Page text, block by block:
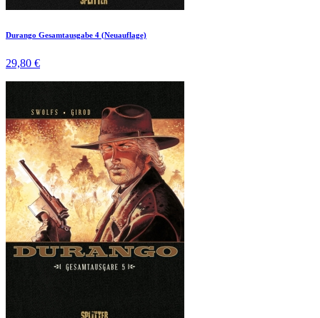
Durango Gesamtausgabe 4 (Neuauflage)
29,80 €